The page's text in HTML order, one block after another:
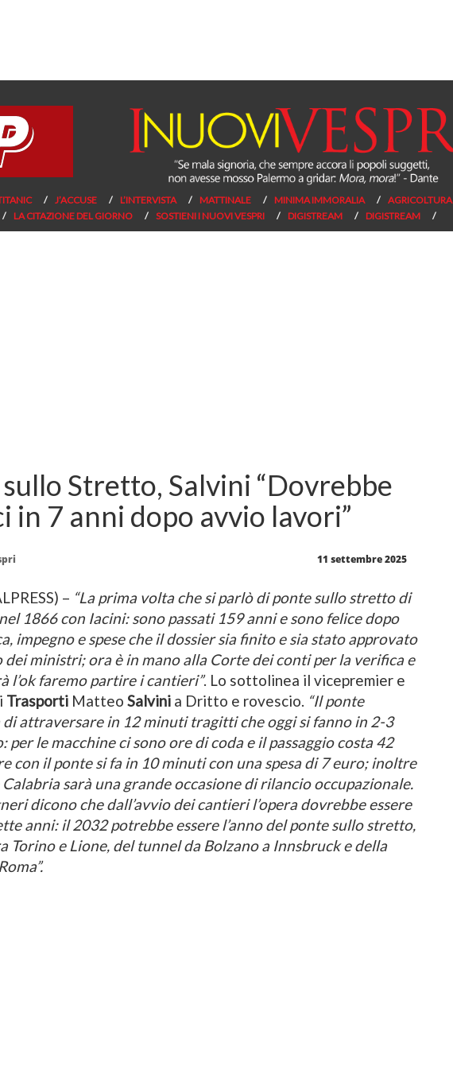
J’ACCUSE L’INTERVISTA MATTINALE MINIMA IMMORALIA AGRICOLTURA
LA CITAZIONE DEL GIORNO SOSTIENI I NUOVI VESPRI DIGISTREAM DIGISTREAM
Stretto, Salvini “Dovrebbe
in 7 anni dopo avvio lavori”
11 settembre 2025
– “La prima volta che si parlò di ponte sullo stretto di
1866 con Iacini: sono passati 159 anni e sono felice dopo
impegno e spese che il dossier sia finito e sia stato approvato
dei ministri; ora è in mano alla Corte dei conti per la verifica e
l’ok faremo partire i cantieri”. Lo sottolinea il vicepremier e
Trasporti Matteo Salvini a Dritto e rovescio. “Il ponte
attraversare in 12 minuti tragitti che oggi si fanno in 2-3
per le macchine ci sono ore di coda e il passaggio costa 42
con il ponte si fa in 10 minuti con una spesa di 7 euro; inoltre
Calabria sarà una grande occasione di rilancio occupazionale.
dicono che dall’avvio dei cantieri l’opera dovrebbe essere
anni: il 2032 potrebbe essere l’anno del ponte sullo stretto,
Torino e Lione, del tunnel da Bolzano a Innsbruck e della